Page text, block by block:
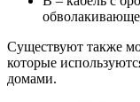
Существуют также
которые
домами.